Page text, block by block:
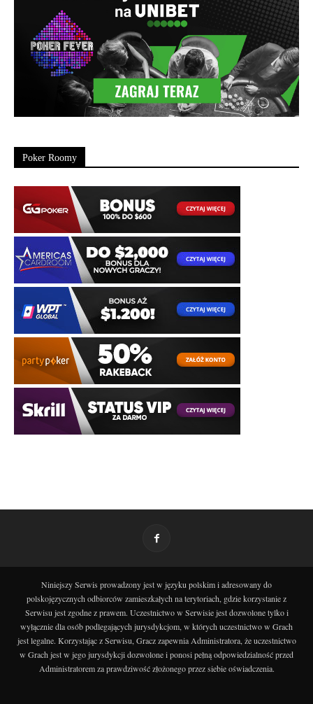
Poker Roomy
Niniejszy Serwis prowadzony jest w języku polskim i adresowany do
polskojęzycznych odbiorców zamieszkałych na terytoriach, gdzie korzystanie z
Serwisu jest zgodne z prawem. Uczestnictwo w Serwisie jest dozwolone tylko i
wyłącznie dla osób podlegających jurysdykcjom, w których uczestnictwo w Grach
jest legalne. Korzystając z Serwisu, Gracz zapewnia Administratora, że uczestnictwo
w Grach jest w jego jurysdykcji dozwolone i ponosi pełną odpowiedzialność przed
Administratorem za prawdziwość złożonego przez siebie oświadczenia.